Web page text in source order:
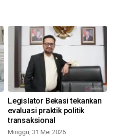
Legislator Bekasi tekankan
evaluasi praktik politik
transaksional
Minggu, 31 Mei 2026